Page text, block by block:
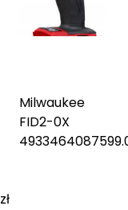
zł
Milwaukee
FID2-0X
4933464087